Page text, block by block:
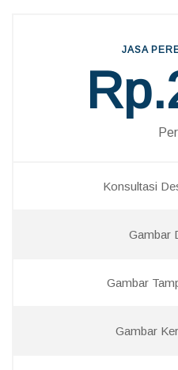
JASA
Konsultasi
Gambar
Gambar
Gambar